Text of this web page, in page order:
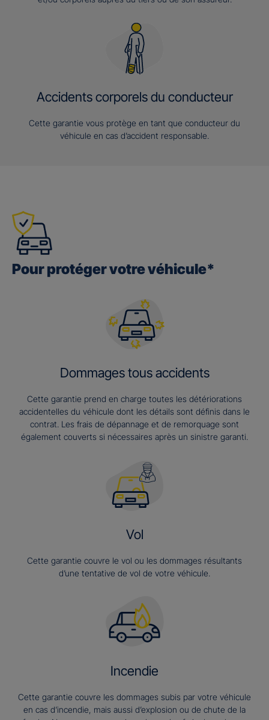
Accidents corporels du conducteur
Cette garantie vous protège en tant que conducteur du
véhicule en cas d’accident responsable.
Pour protéger votre véhicule*
Dommages tous accidents
Cette garantie prend en charge toutes les détériorations
accidentelles du véhicule dont les détails sont définis dans le
contrat. Les frais de dépannage et de remorquage sont
également couverts si nécessaires après un sinistre garanti.
Vol
Cette garantie couvre le vol ou les dommages résultants
d’une tentative de vol de votre véhicule.
Incendie
Cette garantie couvre les dommages subis par votre véhicule
en cas d’incendie, mais aussi d’explosion ou de chute de la